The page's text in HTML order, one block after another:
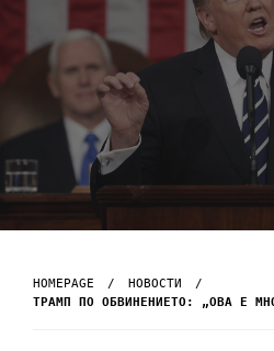
HOMEPAGE
НОВОСТИ
ТРАМП ПО ОБВИНЕНИЕТО: „ОВА Е